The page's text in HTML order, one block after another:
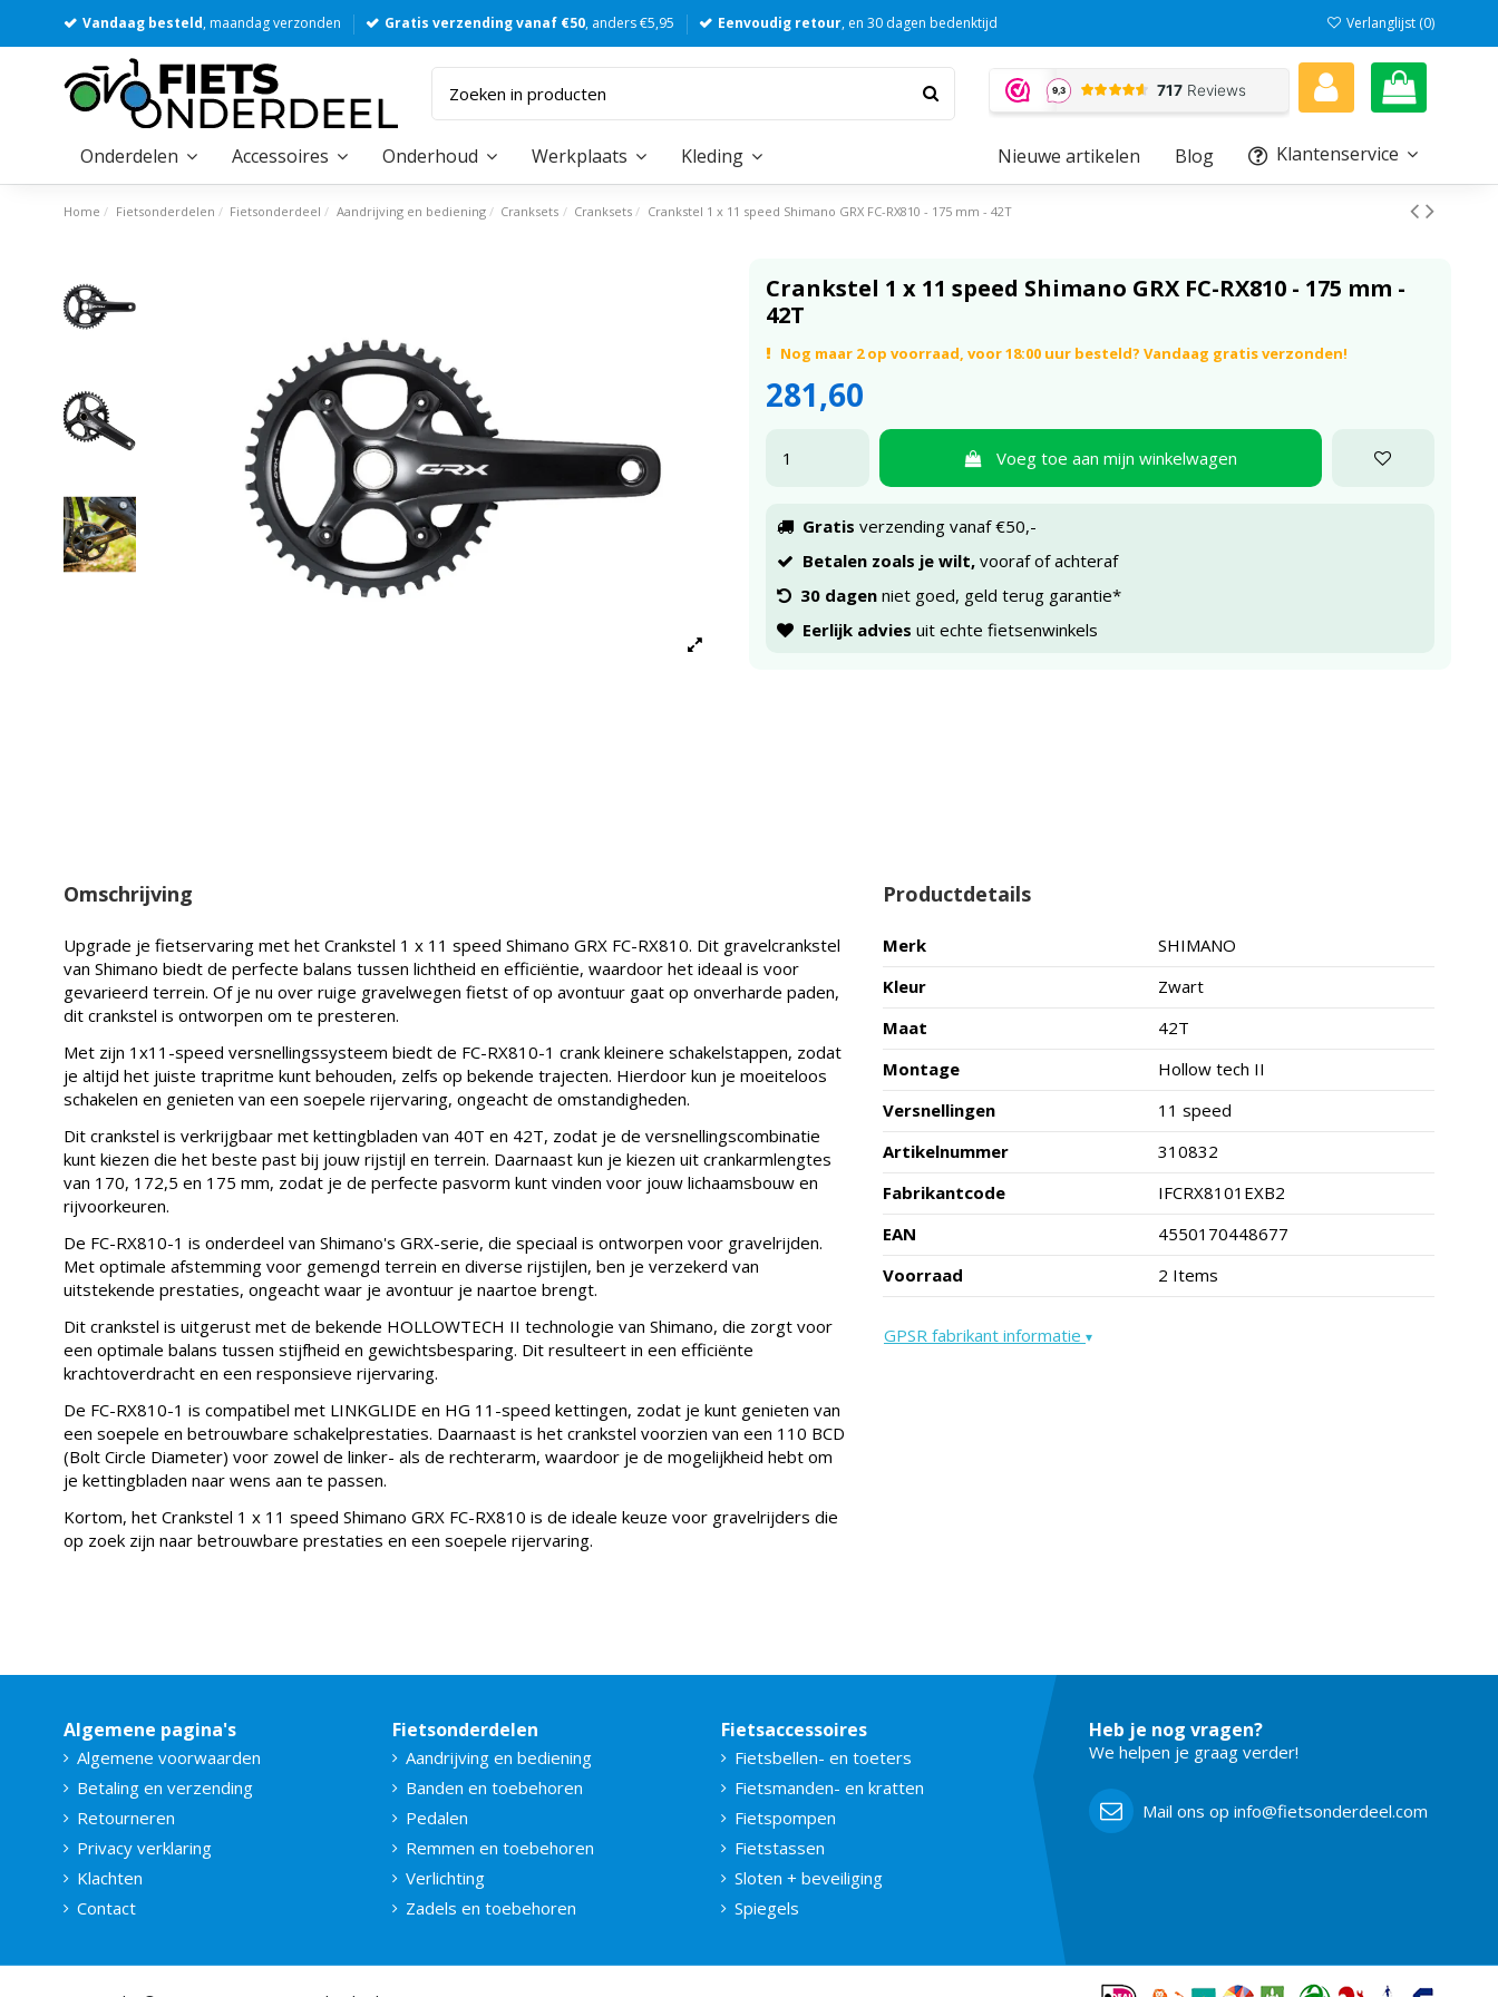
Vandaag besteld, maandag verzonden Gratis verzending vanaf €50, anders €5,95 Eenvoudig retour, en 30 dagen bedenktijd Verlanglijst (0)
Onderdelen Accessoires Onderhoud Werkplaats Kleding Klantenservice
Blog
Nieuwe artikelen
Home Fietsonderdelen Fietsonderdeel Aandrijving en bediening Cranksets Cranksets Crankstel 1 x 11 speed Shimano GRX FC-RX810 - 175 mm - 42T
Crankstel 1 x 11 speed Shimano GRX FC-RX810 - 175 mm -
42T
Nog maar 2 op voorraad, voor 18:00 uur besteld? Vandaag gratis verzonden!
281,60
Voeg toe aan mijn winkelwagen
Gratis verzending vanaf €50,-
Betalen zoals je wilt,vooraf of achteraf
30 dagenniet goed, geld terug garantie*
Eerlijk advies uit echte fietsenwinkels
Omschrijving
Upgrade je fietservaring met het Crankstel 1 x 11 speed Shimano GRX FC-RX810. Dit gravelcrankstel
van Shimano biedt de perfecte balans tussen lichtheid en efficiëntie, waardoor het ideaal is voor
gevarieerd terrein. Of je nu over ruige gravelwegen fietst of op avontuur gaat op onverharde paden,
dit crankstel is ontworpen om te presteren.
Met zijn 1x11-speed versnellingssysteem biedt de FC-RX810-1 crank kleinere schakelstappen, zodat
je altijd het juiste trapritme kunt behouden, zelfs op bekende trajecten. Hierdoor kun je moeiteloos
schakelen en genieten van een soepele rijervaring, ongeacht de omstandigheden.
Dit crankstel is verkrijgbaar met kettingbladen van 40T en 42T, zodat je de versnellingscombinatie
kunt kiezen die het beste past bij jouw rijstijl en terrein. Daarnaast kun je kiezen uit crankarmlengtes
van 170, 172,5 en 175 mm, zodat je de perfecte pasvorm kunt vinden voor jouw lichaamsbouw en
rijvoorkeuren.
De FC-RX810-1 is onderdeel van Shimano's GRX-serie, die speciaal is ontworpen voor gravelrijden.
Met optimale afstemming voor gemengd terrein en diverse rijstijlen, ben je verzekerd van
uitstekende prestaties, ongeacht waar je avontuur je naartoe brengt.
Dit crankstel is uitgerust met de bekende HOLLOWTECH II technologie van Shimano, die zorgt voor
een optimale balans tussen stijfheid en gewichtsbesparing. Dit resulteert in een efficiënte
krachtoverdracht en een responsieve rijervaring.
De FC-RX810-1 is compatibel met LINKGLIDE en HG 11-speed kettingen, zodat je kunt genieten van
een soepele en betrouwbare schakelprestaties. Daarnaast is het crankstel voorzien van een 110 BCD
(Bolt Circle Diameter) voor zowel de linker- als de rechterarm, waardoor je de mogelijkheid hebt om
je kettingbladen naar wens aan te passen.
Kortom, het Crankstel 1 x 11 speed Shimano GRX FC-RX810 is de ideale keuze voor gravelrijders die
op zoek zijn naar betrouwbare prestaties en een soepele rijervaring.
Productdetails
Merk
SHIMANO
Kleur
Zwart
Maat
42T
Montage
Hollow tech II
Versnellingen
11 speed
Artikelnummer
310832
Fabrikantcode
IFCRX8101EXB2
EAN
4550170448677
Voorraad
2 Items
GPSR fabrikant informatie ▾
Algemene pagina's
Algemene voorwaarden
Betaling en verzending
Retourneren
Privacy verklaring
Klachten
Contact
Fietsonderdelen
Aandrijving en bediening
Banden en toebehoren
Pedalen
Remmen en toebehoren
Verlichting
Zadels en toebehoren
Fietsaccessoires
Fietsbellen- en toeters
Fietsmanden- en kratten
Fietspompen
Fietstassen
Sloten + beveiliging
Spiegels
Heb je nog vragen?
We helpen je graag verder!
Mail ons op info@fietsonderdeel.com